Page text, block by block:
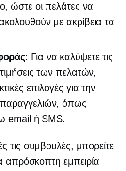
ώστε οι πελάτες να
με ακρίβεια τα
: Για να καλύψετε τις
των πελατών,
επιλογές για την
όπως
email ή SMS.
τις συμβουλές, μπορείτε
απρόσκοπτη εμπειρία